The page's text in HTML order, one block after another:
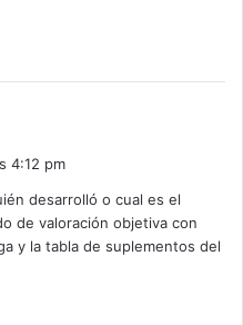
4:12 pm
desarrolló o cual es el
de valoración objetiva con
y la tabla de suplementos del